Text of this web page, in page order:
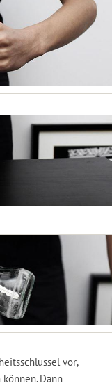
vor,
Dann